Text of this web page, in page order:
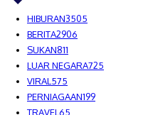
HIBURAN3505
BERITA2906
SUKAN811
LUAR NEGARA725
VIRAL 575
PERNIAGAAN199
TRAVEL 65